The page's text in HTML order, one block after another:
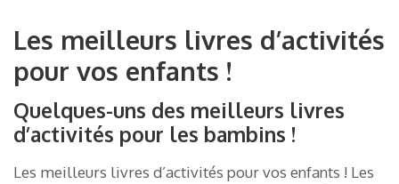
Les meilleurs livres d’activités
pour vos enfants !
Quelques-uns des meilleurs livres
d’activités pour les bambins !
Les meilleurs livres d’activités pour vos enfants ! Les